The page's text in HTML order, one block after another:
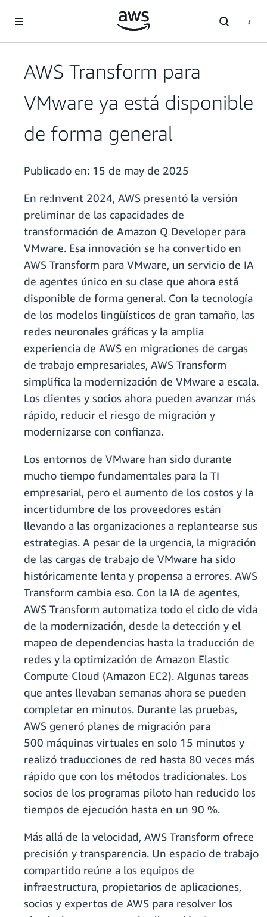
AWS Transform para
VMware ya está disponible
de forma general
Publicado en: 15 de may de 2025
En re:Invent 2024, AWS presentó la versión
preliminar de las capacidades de
transformación de Amazon Q Developer para
VMware. Esa innovación se ha convertido en
AWS Transform para VMware, un servicio de IA
de agentes único en su clase que ahora está
disponible de forma general. Con la tecnología
de los modelos lingüísticos de gran tamaño, las
redes neuronales gráficas y la amplia
experiencia de AWS en migraciones de cargas
de trabajo empresariales, AWS Transform
simplifica la modernización de VMware a escala.
Los clientes y socios ahora pueden avanzar más
rápido, reducir el riesgo de migración y
modernizarse con confianza.
Los entornos de VMware han sido durante
mucho tiempo fundamentales para la TI
empresarial, pero el aumento de los costos y la
incertidumbre de los proveedores están
llevando a las organizaciones a replantearse sus
estrategias. A pesar de la urgencia, la migración
de las cargas de trabajo de VMware ha sido
históricamente lenta y propensa a errores. AWS
Transform cambia eso. Con la IA de agentes,
AWS Transform automatiza todo el ciclo de vida
de la modernización, desde la detección y el
mapeo de dependencias hasta la traducción de
redes y la optimización de Amazon Elastic
Compute Cloud (Amazon EC2). Algunas tareas
que antes llevaban semanas ahora se pueden
completar en minutos. Durante las pruebas,
AWS generó planes de migración para
500 máquinas virtuales en solo 15 minutos y
realizó traducciones de red hasta 80 veces más
rápido que con los métodos tradicionales. Los
socios de los programas piloto han reducido los
tiempos de ejecución hasta en un 90 %.
Más allá de la velocidad, AWS Transform ofrece
precisión y transparencia. Un espacio de trabajo
compartido reúne a los equipos de
infraestructura, propietarios de aplicaciones,
socios y expertos de AWS para resolver los